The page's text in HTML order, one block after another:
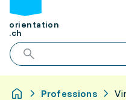
orientation
.ch
Professions